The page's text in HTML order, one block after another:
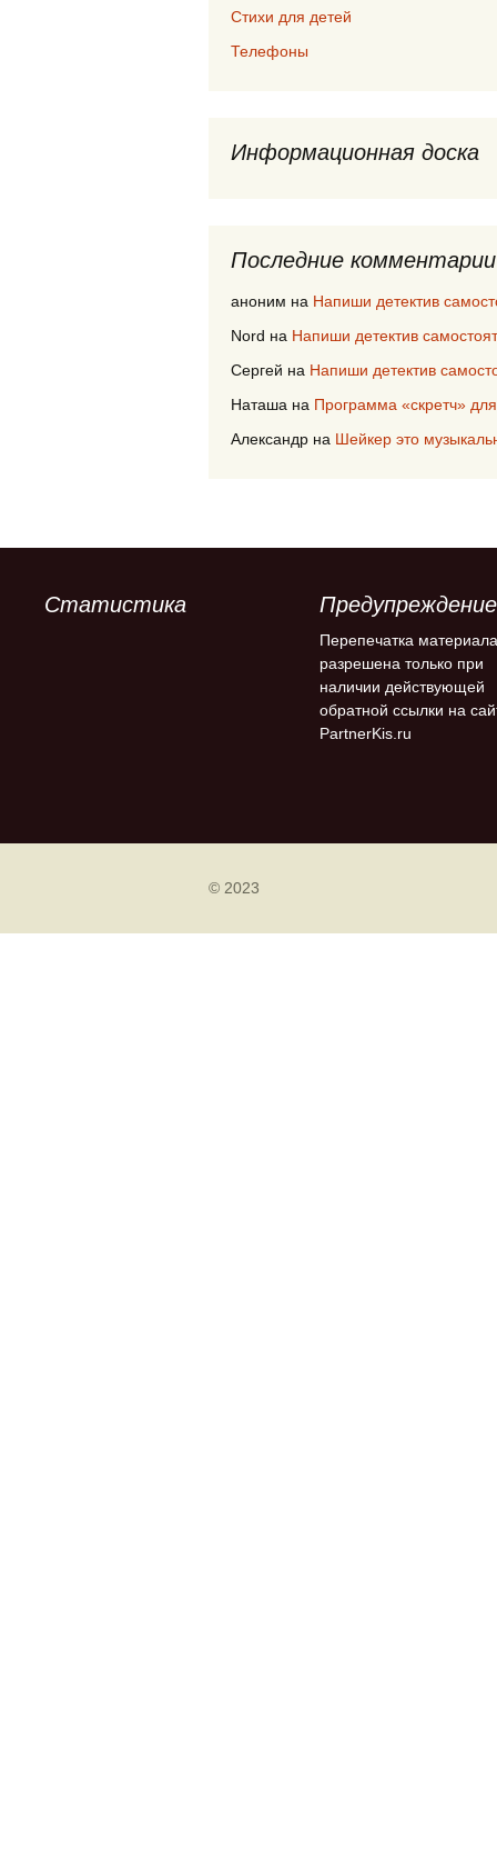
Стихи для детей
Телефоны
Информационная доска
Последние комментарии
аноним на Напиши детектив
Nord на Напиши детектив
Сергей на Напиши детектив
Наташа на Программа «скретч»
Александр на Шейкер это
Статистика Предупреждение
Перепечатка материала
разрешена только при
наличии действующей
обратной ссылки на
PartnerKis.ru
© 2023